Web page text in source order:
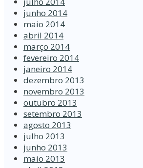
junho 2014
maio 2014
abril 2014
março 2014
fevereiro 2014
janeiro 2014
dezembro 2013
novembro 2013
outubro 2013
setembro 2013
agosto 2013
julho 2013
junho 2013
maio 2013